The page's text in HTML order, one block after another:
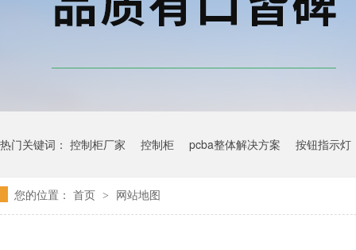
热门关键词： 控制柜厂家 控制柜 pcba整体解决方案 按钮指示灯
您的位置： 首页 > 网站地图